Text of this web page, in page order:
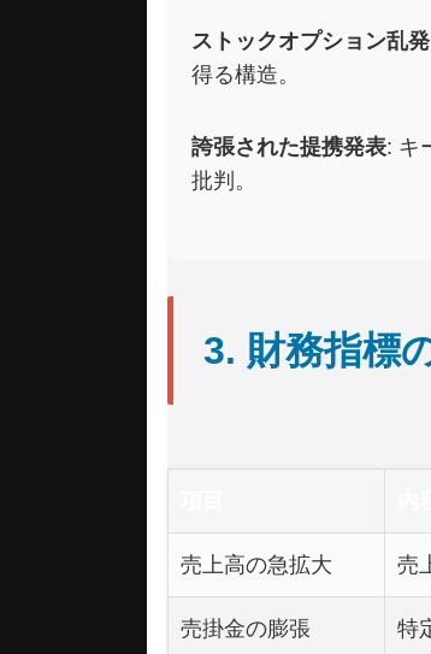
ストックオプション乱発
得る構造。
誇張された提携発表: キ
批判。
3. 財務指標
売上高の急拡大 売
売掛金の膨張 特